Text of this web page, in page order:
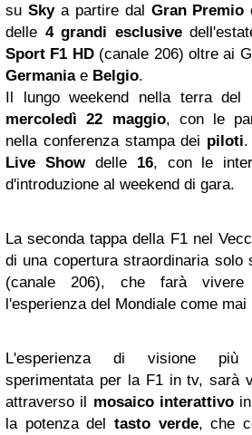
su Skya partire dal Gran Premio
delle 4 grandi esclusive
Sport F1 HD(canale 206) oltre ai
Germaniae Belgio.
Il lungo weekend nella terra del
mercoledì 22 maggio, con le
nella conferenza stampa dei piloti
Live Showdelle 16,
con le
d'introduzione al weekend di gara.
La seconda tappa della F1 nel
di una copertura straordinaria solo
(canale 206), che farà
l'esperienza del Mondiale come
L'esperienza di visione più
sperimentata per la F1 in tv, sarà
attraverso il mosaico interattivoin
la potenza del tasto verde, che